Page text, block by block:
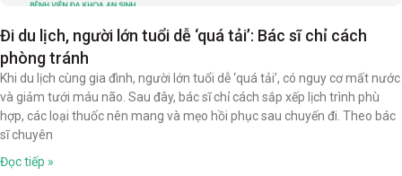
Đi du lịch, người lớn tuổi dễ ‘quá tải’: Bác sĩ chỉ cách
phòng tránh
Khi du lịch cùng gia đình, người lớn tuổi dễ ‘quá tải’, có nguy cơ mất nước
và giảm tưới máu não. Sau đây, bác sĩ chỉ cách sắp xếp lịch trình phù
hợp, các loại thuốc nên mang và mẹo hồi phục sau chuyến đi. Theo bác
sĩ chuyên
Đọc tiếp »